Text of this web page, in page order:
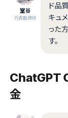
室谷
代表取締役
ド品
キュ
った
す。
ChatGPT
金